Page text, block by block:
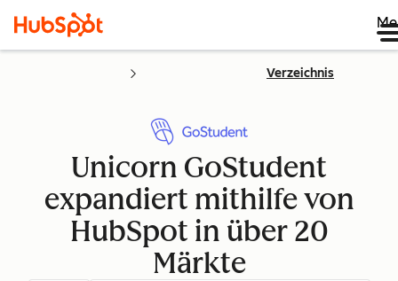
Verzeichnis
Unicorn GoStudent
expandiert mithilfe von
HubSpot in über 20
Märkte